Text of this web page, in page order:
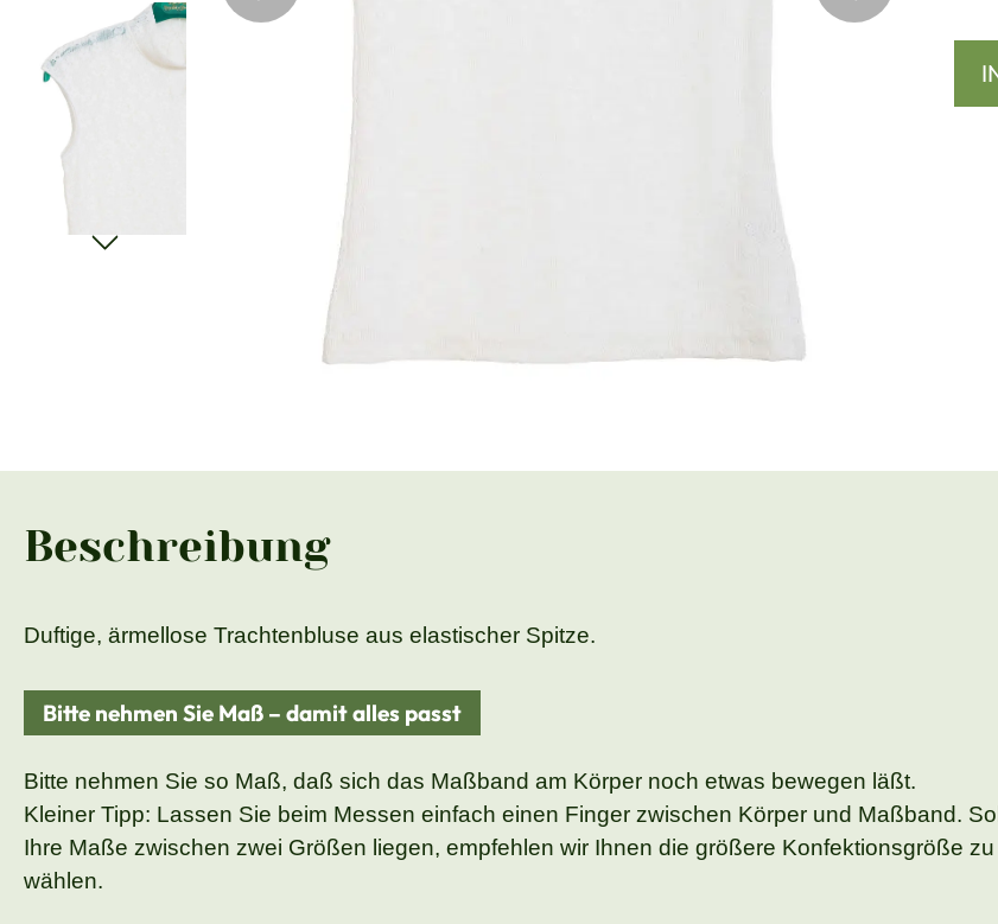
Beschreibung
Duftige, ärmellose Trachtenbluse aus elastischer Spitze.
Bitte nehmen Sie Maß – damit alles passt
Bitte nehmen Sie so Maß, daß sich das Maßband am Körper noch etwas bewegen läßt.
Kleiner Tipp: Lassen Sie beim Messen einfach einen Finger zwischen Körper und Maßband.
Ihre Maße zwischen zwei Größen liegen, empfehlen wir Ihnen die größere Konfektionsgröße zu
wählen.